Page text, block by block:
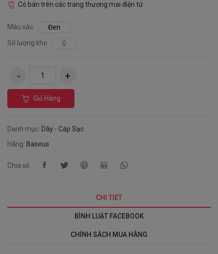
Có bán trên các trang thương mai điện tử
Màu sắc
Đen
Số lượng kho
0
Giỏ Hàng
Danh mục: Dây - Cáp Sạc
Hãng: Baseus
Chia sẻ:
CHI TIẾT
BÌNH LUẬT FACEBOOK
CHÍNH SÁCH MUA HÀNG